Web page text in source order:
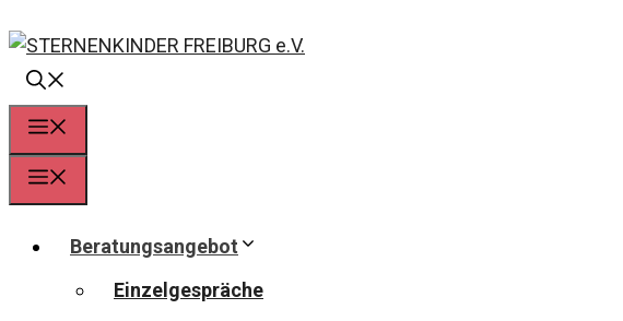
Inhalt
springen
Beratungsangebot
Einzelgespräche